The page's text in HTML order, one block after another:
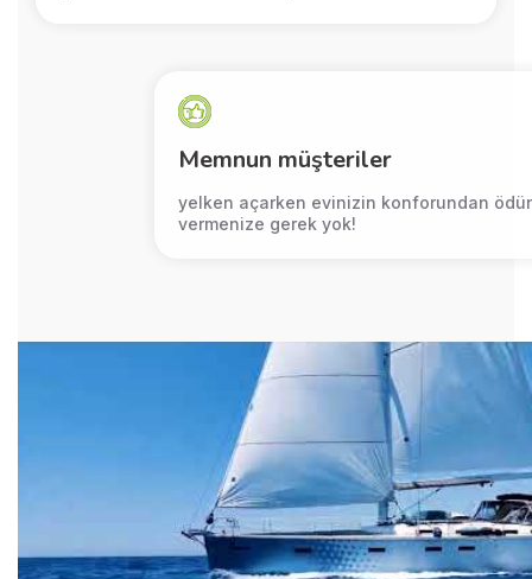
Memnun müşteriler
yelken açarken evinizin konforundan ödün
vermenize gerek yok!